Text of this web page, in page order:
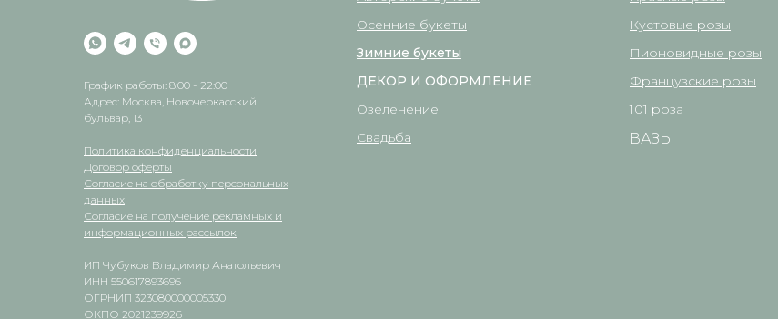
График работы: 8:00 - 22:00
Адрес: Москва, Новочеркасский
бульвар, 13
Политика конфиденциальности
Договор оферты
Согласие на обработку персональных
данных
Согласие на получение рекламных и
информационных рассылок
ИП Чубуков Владимир Анатольевич
ИНН 550617893695
ОГРНИП 323080000005330
ОКПО 2021239926
Осенние букеты
Зимние букеты
ДЕКОР И ОФОРМЛЕНИЕ
Озеленение
Свадьба
Кустовые розы
Пионовидные розы
Французские розы
101 роза
ВАЗЫ